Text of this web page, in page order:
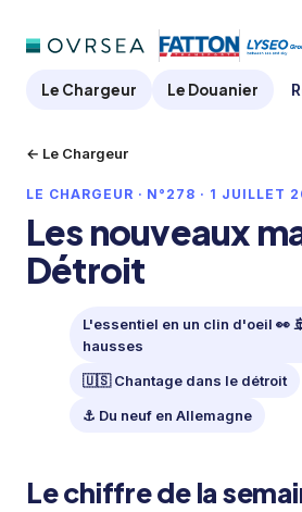
Le Chargeur Le Douanier
← Le Chargeur
LE CHARGEUR · N°278 · 1 JUILLET
Les nouveaux
Détroit
L'essentiel en un clin d'oeil 👀
hausses
🇺🇸 Chantage dans le détroit
⚓ Du neuf en Allemagne
Le chiffre de la